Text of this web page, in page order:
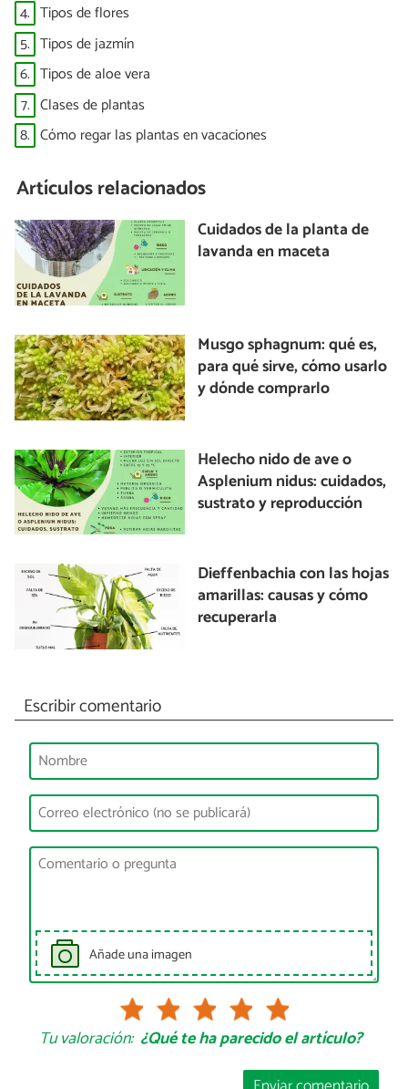
4. Tipos de flores
5. Tipos de jazmín
6. Tipos de aloe vera
7. Clases de plantas
8. Cómo regar las plantas en vacaciones
Artículos relacionados
Cuidados de la planta de
lavanda en maceta
Musgo sphagnum: qué es,
para qué sirve, cómo usarlo
y dónde comprarlo
Helecho nido de ave o
Asplenium nidus: cuidados,
sustrato y reproducción
Dieffenbachia con las hojas
amarillas: causas y cómo
recuperarla
Escribir comentario
Añade una imagen
Tu valoración: ¿Qué te ha parecido el artículo?